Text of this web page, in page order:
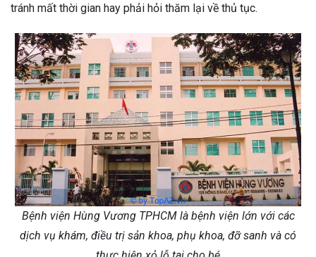
tránh mất thời gian hay phải hỏi thăm lại về thủ tục.
Bệnh viện Hùng Vương TPHCM là bệnh viện lớn với các
dịch vụ khám, điều trị sản khoa, phụ khoa, đỡ sanh và có